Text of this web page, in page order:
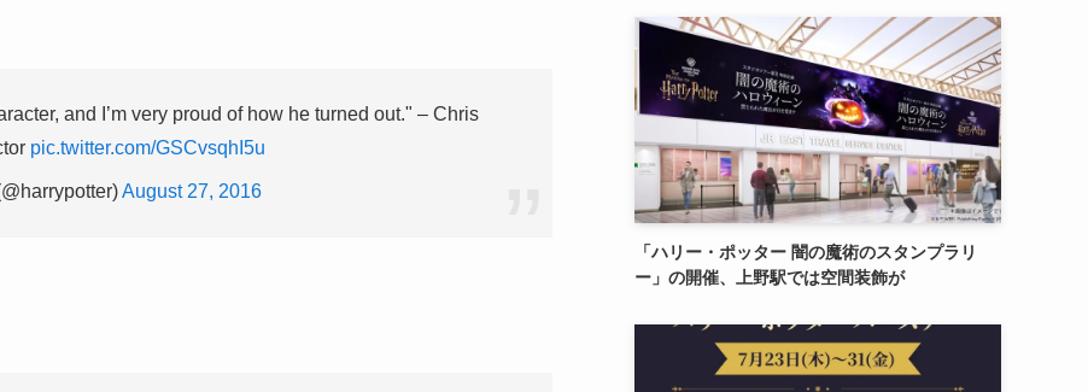
and I’m very proud of how he turned out." – Chris
pic.twitter.com/GSCvsqhI5u
August 27, 2016
「ハリー・ポッター 闇の魔術のスタンプラリ
ー」の開催、上野駅では空間装飾が